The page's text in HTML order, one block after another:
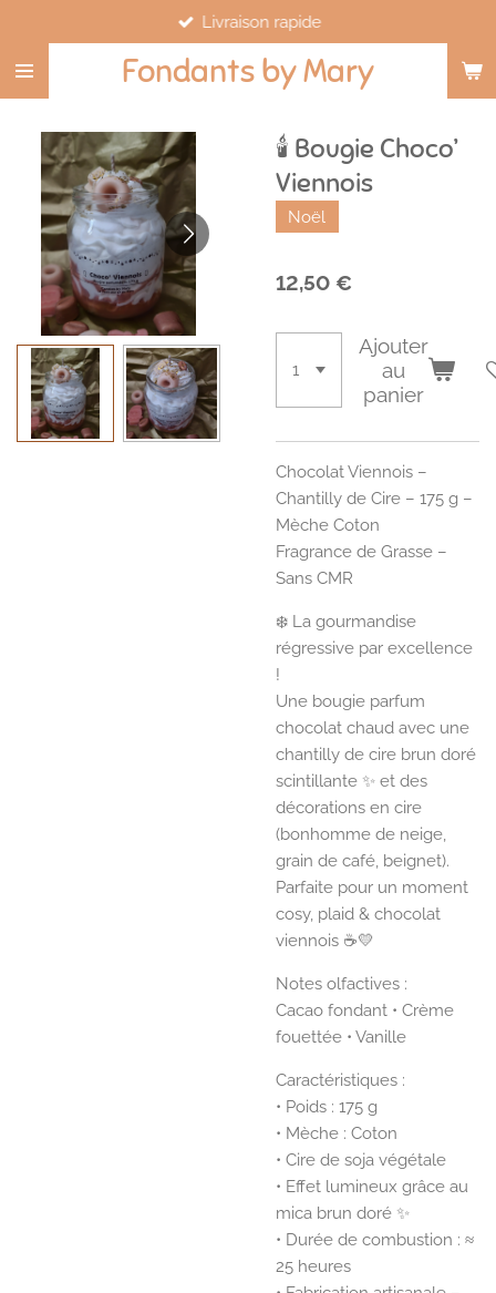
contenu
principal
Fondants by Mary
Livraison rapide
🕯️ Bougie Choco’
Viennois
Noël
12,50 €
Ajouter
au
panier
Chocolat Viennois –
Chantilly de Cire – 175 g –
Mèche Coton
Fragrance de Grasse –
Sans CMR
❄️ La gourmandise
régressive par excellence
!
Une bougie parfum
chocolat chaud avec une
chantilly de cire brun doré
scintillante ✨ et des
décorations en cire
(bonhomme de neige,
grain de café, beignet).
Parfaite pour un moment
cosy, plaid & chocolat
viennois ☕💛
Notes olfactives :
Cacao fondant • Crème
fouettée • Vanille
Caractéristiques :
• Poids : 175 g
• Mèche : Coton
• Cire de soja végétale
• Effet lumineux grâce au
mica brun doré ✨
• Durée de combustion : ≈
25 heures